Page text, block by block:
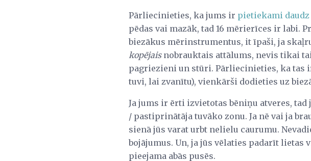
Pārliecinieties, ka jums ir pietiekami
pēdas vai mazāk, tad 16 mērierīces ir labi.
biezākus mērinstrumentus, it īpaši, ja
kopējaisnobrauktais attālums, nevis tikai
pagriezieni un stūri. Pārliecinieties, ka tas
tuvi, lai zvanītu), vienkārši dodieties uz
Ja jums ir ērti izvietotas bēniņu atveres,
/ pastiprinātāja tuvāko zonu. Ja nē vai ja
sienā jūs varat urbt nelielu caurumu.
bojājumus. Un, ja jūs vēlaties padarīt lietas
pieejama abās pusēs.